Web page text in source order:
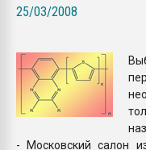
25/03/2008
- Московский салон